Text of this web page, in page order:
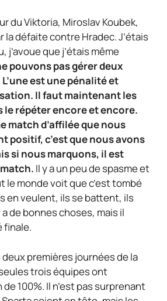
du Viktoria, Miroslav Koubek,
défaite contre Hradec. J’étais
j’avoue que j’étais même
pouvons pas gérer deux
est une pénalité et
Il faut maintenant les
le répéter encore et encore.
match d’affilée que nous
positif, c’est que nous avons
si nous marquons, il est
Il y a un peu de spasme et
le monde voit que c’est tombé
en veulent, ils se battent, ils
de bonnes choses, mais il
finale.
premières journées de la
trois équipes ont
100%. Il n’est pas surprenant